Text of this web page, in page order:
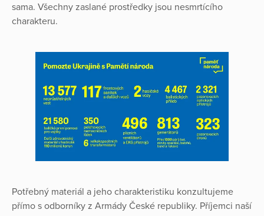
sama. Všechny zaslané prostředky jsou nesmrtícího
charakteru.
Potřebný materiál a jeho charakteristiku konzultujeme
přímo s odborníky z Armády České republiky. Příjemci naší